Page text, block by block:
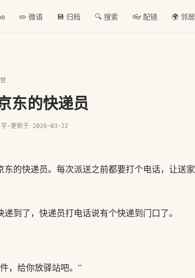
✏️ 微语 💾 归档 🔍 搜索 👓 配镜 🌍 邻居
东的快递员
· 更新于 2026-03-22
的快递员。每次派送之前都要打个电话，让送家
到了，快递员打电话说有个快递到门口了。
，给你放驿站吧。”